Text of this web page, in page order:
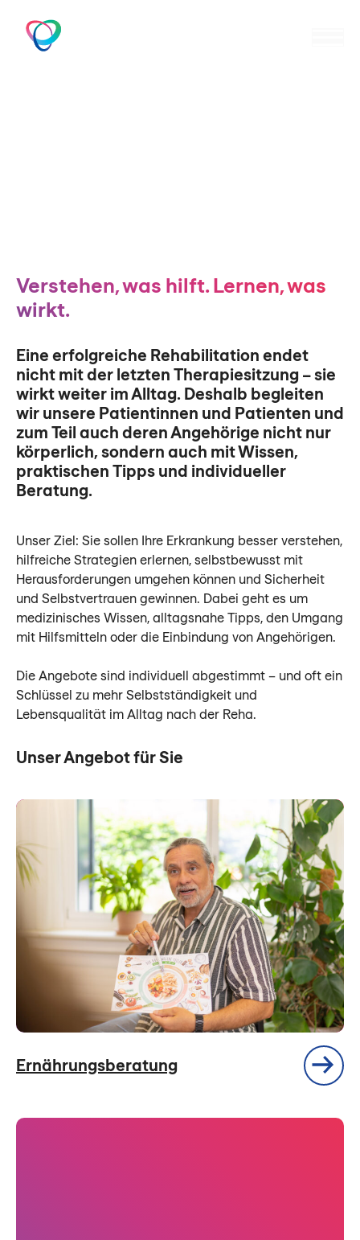
Inhalt
springen
Verstehen, was hilft. Lernen, was
wirkt.
Eine erfolgreiche Rehabilitation endet
nicht mit der letzten Therapiesitzung – sie
wirkt weiter im Alltag. Deshalb begleiten
wir unsere Patientinnen und Patienten und
zum Teil auch deren Angehörige nicht nur
körperlich, sondern auch mit Wissen,
praktischen Tipps und individueller
Beratung.
Unser Ziel: Sie sollen Ihre Erkrankung besser verstehen,
hilfreiche Strategien erlernen, selbstbewusst mit
Herausforderungen umgehen können und Sicherheit
und Selbstvertrauen gewinnen. Dabei geht es um
medizinisches Wissen, alltagsnahe Tipps, den Umgang
mit Hilfsmitteln oder die Einbindung von Angehörigen.
Die Angebote sind individuell abgestimmt – und oft ein
Schlüssel zu mehr Selbstständigkeit und
Lebensqualität im Alltag nach der Reha.
Unser Angebot für Sie
Ernährungsberatung